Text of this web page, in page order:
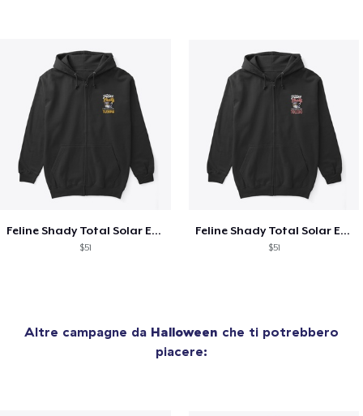
Feline Shady Total Solar Eclipse Tijuana
$51
Feline Shady Total Solar Eclipse Toledo
$51
Altre campagne da Halloween che ti potrebbero
piacere: